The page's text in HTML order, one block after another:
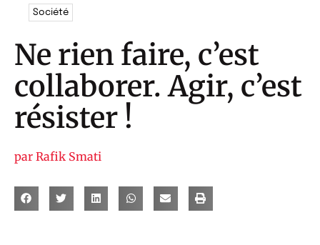
Société
Ne rien faire, c’est
collaborer. Agir, c’est
résister !
par Rafik Smati